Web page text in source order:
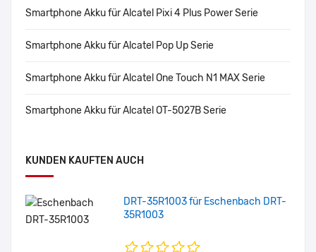
Smartphone Akku für Alcatel Pixi 4 Plus Power Serie
Smartphone Akku für Alcatel Pop Up Serie
Smartphone Akku für Alcatel One Touch N1 MAX Serie
Smartphone Akku für Alcatel OT-5027B Serie
KUNDEN KAUFTEN AUCH
DRT-35R1003 für Eschenbach DRT-
35R1003